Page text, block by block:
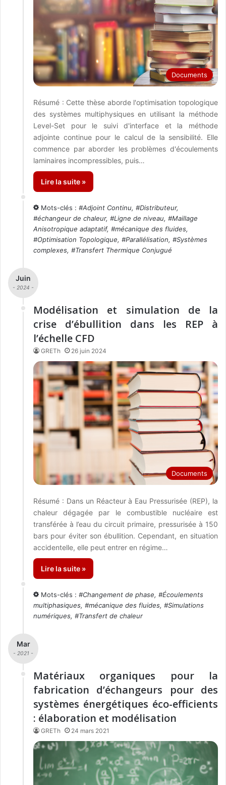
Documents
Résumé : Cette thèse aborde l'optimisation topologique
des systèmes multiphysiques en utilisant la méthode
Level-Set pour le suivi d'interface et la méthode
adjointe continue pour le calcul de la sensibilité. Elle
commence par aborder les problèmes d'écoulements
laminaires incompressibles, puis…
Lire la suite »
Mots-clés : #Adjoint Continu, #Distributeur,
#échangeur de chaleur, #Ligne de niveau, #Maillage
Anisotropique adaptatif, #mécanique des fluides,
#Optimisation Topologique, #Parallélisation, #Systèmes
complexes, #Transfert Thermique Conjugué
Juin
- 2024 -
Modélisation et simulation de la
crise d’ébullition dans les REP à
l’échelle CFD
GRETh 26 juin 2024
Documents
Résumé : Dans un Réacteur à Eau Pressurisée (REP), la
chaleur dégagée par le combustible nucléaire est
transférée à l’eau du circuit primaire, pressurisée à 150
bars pour éviter son ébullition. Cependant, en situation
accidentelle, elle peut entrer en régime…
Lire la suite »
Mots-clés : #Changement de phase, #Écoulements
multiphasiques, #mécanique des fluides, #Simulations
numériques, #Transfert de chaleur
Mar
- 2021 -
Matériaux organiques pour la
fabrication d’échangeurs pour des
systèmes énergétiques éco-efficients
: élaboration et modélisation
GRETh 24 mars 2021